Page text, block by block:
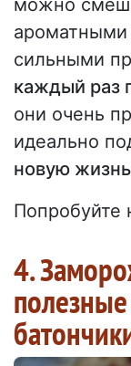
ароматными
сильными
каждый раз
они очень
идеально
новую
Попробуйте
4.